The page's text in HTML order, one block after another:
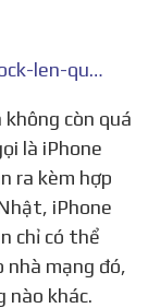
https://cunghoidap.com/iphone-lock-len-quoc-te-co-tot-khong
là iPhone
ra kèm hợp
iPhone
chỉ có thể
nhà mạng đó,
nào khác.